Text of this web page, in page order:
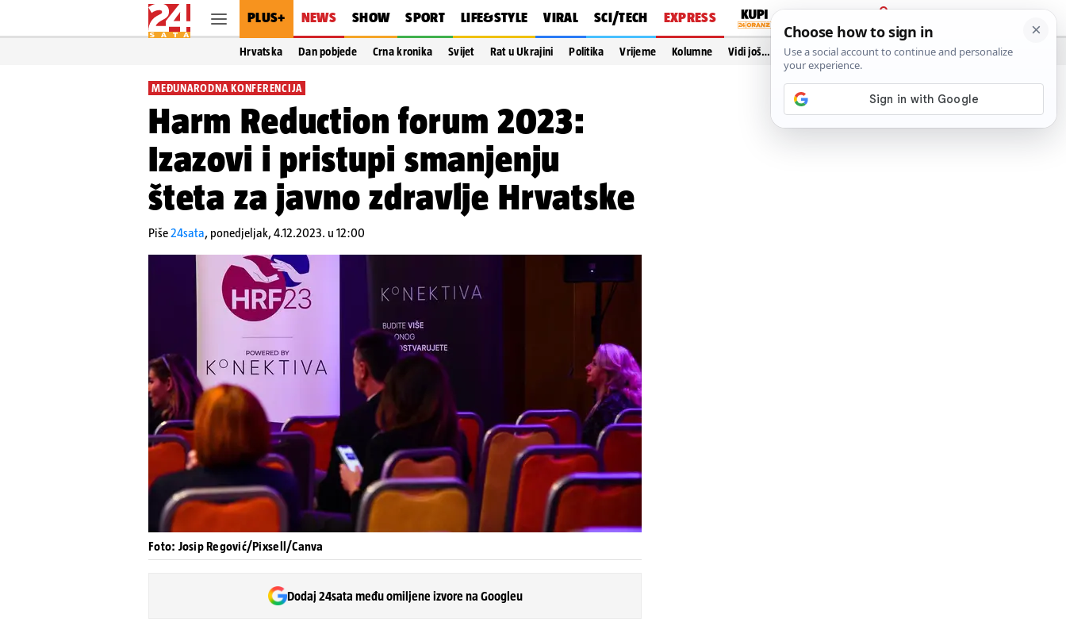
PLUS+ NEWS SHOW SPORT LIFE&STYLE VIRAL SCI/TECH EXPRESS
PRIJAVA
Hrvatska Dan pobjede Crna kronika Svijet Rat u Ukrajini Politika Vrijeme Kolumne Vidi još…
MEĐUNARODNA KONFERENCIJA
Harm Reduction forum 2023:
Izazovi i pristupi smanjenju
šteta za javno zdravlje Hrvatske
Piše24sata, ponedjeljak, 4.12.2023. u 12:00
Foto: Josip Regović/Pixsell/Canva
Dodaj 24sata među omiljene izvore na Googleu